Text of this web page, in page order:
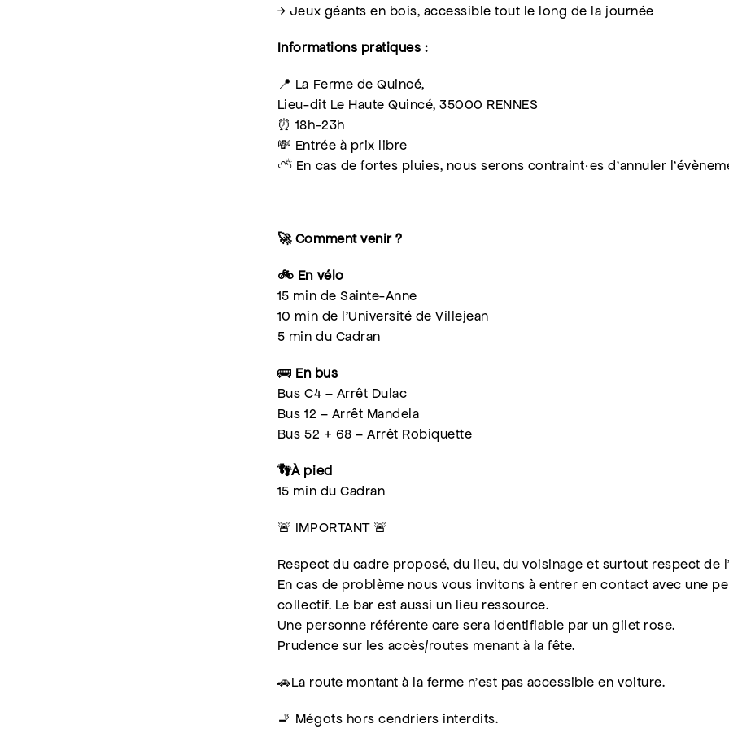
→ Jeux géants en bois, accessible tout le long de la journée
Informations pratiques :
📍 La Ferme de Quincé,
Lieu-dit Le Haute Quincé, 35000 RENNES
⏰ 18h-23h
💸 Entrée à prix libre
⛅️ En cas de fortes pluies, nous serons contraint·es d’annuler
🚀 Comment venir ?
🚲 En vélo
15 min de Sainte-Anne
10 min de l’Université de Villejean
5 min du Cadran
🚌 En bus
Bus C4 – Arrêt Dulac
Bus 12 – Arrêt Mandela
Bus 52 + 68 – Arrêt Robiquette
👣À pied
15 min du Cadran
🚨 IMPORTANT 🚨
Respect du cadre proposé, du lieu, du voisinage et surtout respect de
En cas de problème nous vous invitons à entrer en contact avec une
collectif. Le bar est aussi un lieu ressource.
Une personne référente care sera identifiable par un gilet rose.
Prudence sur les accès/routes menant à la fête.
🚗La route montant à la ferme n’est pas accessible en voiture.
🚬 Mégots hors cendriers interdits.